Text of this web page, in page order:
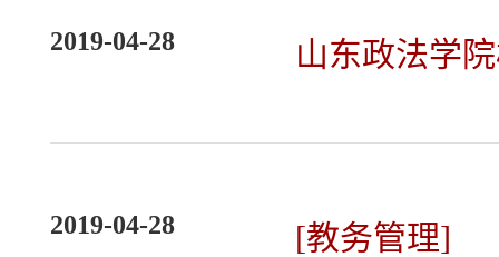
2019-04-28 山东政法学
2019-04-28 [教务管理]